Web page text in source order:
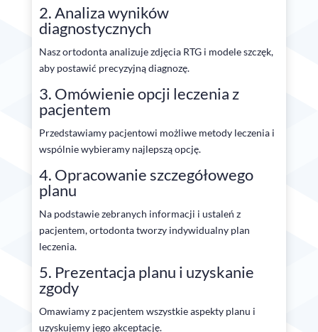
2. Analiza wyników
diagnostycznych
Nasz ortodonta analizuje zdjęcia RTG i modele szczęk,
aby postawić precyzyjną diagnozę.
3. Omówienie opcji leczenia z
pacjentem
Przedstawiamy pacjentowi możliwe metody leczenia i
wspólnie wybieramy najlepszą opcję.
4. Opracowanie szczegółowego
planu
Na podstawie zebranych informacji i ustaleń z
pacjentem, ortodonta tworzy indywidualny plan
leczenia.
5. Prezentacja planu i uzyskanie
zgody
Omawiamy z pacjentem wszystkie aspekty planu i
uzyskujemy jego akceptację.